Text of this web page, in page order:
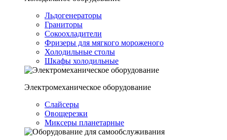
Льдогенераторы
Граниторы
Сокоохладители
Фризеры для мягкого мороженого
Холодильные столы
Шкафы холодильные
Электромеханическое оборудование
Слайсеры
Овощерезки
Миксеры планетарные